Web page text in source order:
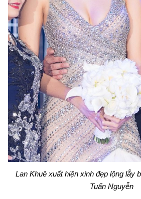
Lan Khuê xuất hiện xinh đẹp lộng lẫy
Tuấn Nguyễn